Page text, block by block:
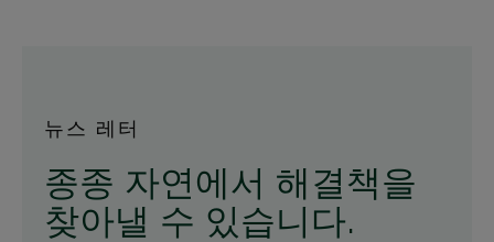
뉴스 레터
종종 자연에서 해결책을
찾아낼 수 있습니다.